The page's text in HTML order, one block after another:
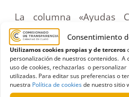
Consentimiento
Utilizamos cookies propias y de terceros
personalización de nuestros contenidos. A
uso de cookies, rechazarlas o
utilizadas. Para editar sus preferencias o
nuestra Política de cookiesde nuestro sitio
La columna «Ayudas
recoge las cuantías de
para compensar los
de las 2.431 entidades
Comisionado de
superado los 60.000